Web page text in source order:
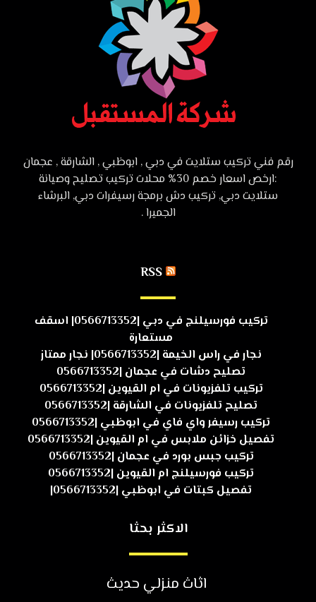
رقم فني تركيب ستلايت في دبي , ابوظبي , الشارقة , عجمان
:ارخص اسعار خصم 30% محلات تركيب تصليح وصيانة
ستلايت دبي, تركيب دش برمجة رسيفرات دبي, البرشاء
الجميرا .
RSS
تركيب فورسيلنج في دبي |0566713352| اسقف
مستعارة
نجار في راس الخيمة |0566713352| نجار ممتاز
تصليح دشات في عجمان |0566713352
تركيب تلفزيونات في ام القيوين |0566713352
تصليح تلفزيونات في الشارقة |0566713352
تركيب رسيفر واي فاي في ابوظبي |0566713352
تفصيل خزائن ملابس في ام القيوين |0566713352
تركيب جبس بورد في عجمان |0566713352
تركيب فورسيلنج ام القيوين |0566713352
تفصيل كبتات في ابوظبي |0566713352|
الاكثر بحثا
اثاث منزلي حديث